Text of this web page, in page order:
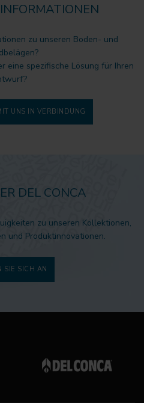
zu unseren Boden- und
eine spezifische Lösung für Ihren
UNS IN VERBINDUNG
DEL CONCA
zu unseren Kollektionen,
und Produktinnovationen.
SIE SICH AN